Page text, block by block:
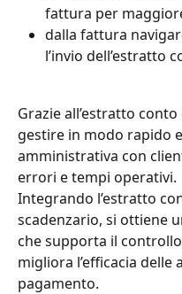
fattura per
dalla fattura
l’invio dell’estratto
Grazie all’estratto
gestire in modo rapido
amministrativa con
errori e tempi operativi.
Integrando l’estratto
scadenzario, si ottiene
che supporta il
migliora l’efficacia delle
pagamento.